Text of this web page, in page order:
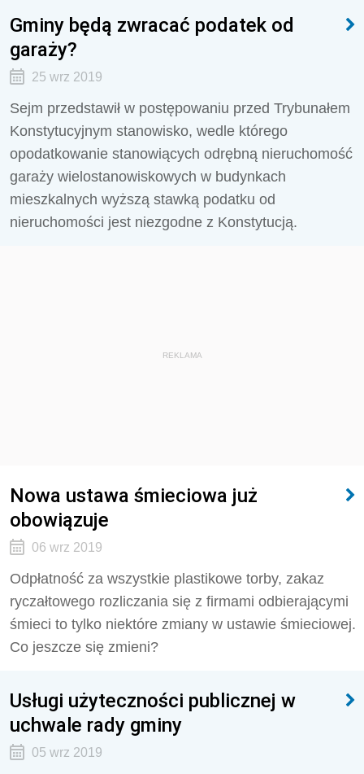
Gminy będą zwracać podatek od
garaży?
25 wrz 2019
Sejm przedstawił w postępowaniu przed Trybunałem
Konstytucyjnym stanowisko, wedle którego
opodatkowanie stanowiących odrębną nieruchomość
garaży wielostanowiskowych w budynkach
mieszkalnych wyższą stawką podatku od
nieruchomości jest niezgodne z Konstytucją.
REKLAMA
Nowa ustawa śmieciowa już
obowiązuje
06 wrz 2019
Odpłatność za wszystkie plastikowe torby, zakaz
ryczałtowego rozliczania się z firmami odbierającymi
śmieci to tylko niektóre zmiany w ustawie śmieciowej.
Co jeszcze się zmieni?
Usługi użyteczności publicznej w
uchwale rady gminy
05 wrz 2019